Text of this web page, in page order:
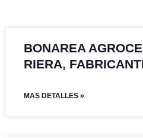
BONAREA
RIERA,
MAS DETALLES »